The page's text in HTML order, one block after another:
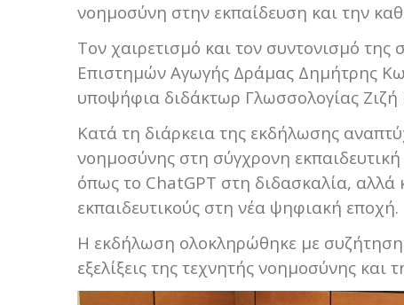
νοημοσύνη στην εκπαίδευση και την
Τον χαιρετισμό και τον συντονισμό
Επιστημών Αγωγής Δράμας Δημήτρης
υποψήφια διδάκτωρ Γλωσσολογίας
Κατά τη διάρκεια της εκδήλωσης
νοημοσύνης στη σύγχρονη εκπαιδευτική
όπως το ChatGPT στη διδασκαλία, αλλά
εκπαιδευτικούς στη νέα ψηφιακή εποχή.
Η εκδήλωση ολοκληρώθηκε με συζήτηση
εξελίξεις της τεχνητής νοημοσύνης